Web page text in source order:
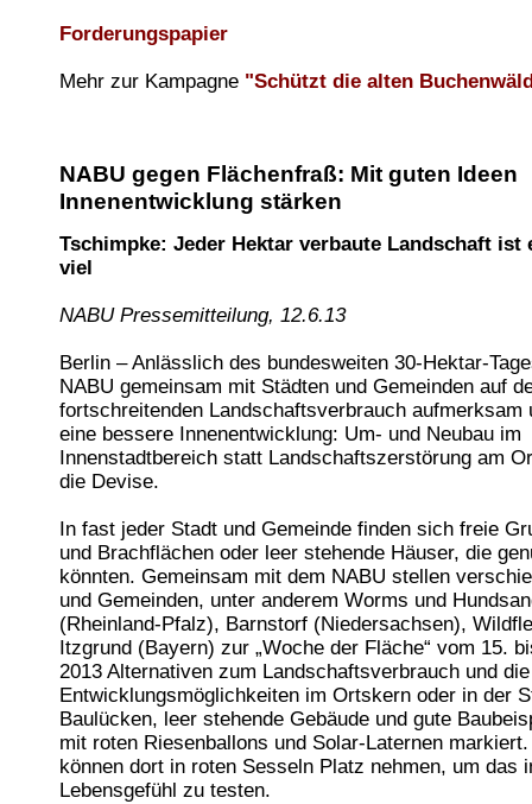
Forderungspapier
Mehr zur Kampagne "Schützt die alten
NABU gegen Flächenfraß: Mit guten Ideen
Innenentwicklung stärken
Tschimpke: Jeder Hektar verbaute Landschaft ist
viel
NABU Pressemitteilung, 12.6.13
Berlin – Anlässlich des bundesweiten 30-Hektar-
NABU gemeinsam mit Städten und Gemeinden auf
fortschreitenden Landschaftsverbrauch aufmerksam
eine bessere Innenentwicklung: Um- und Neubau im
Innenstadtbereich statt Landschaftszerstörung am
die Devise.
In fast jeder Stadt und Gemeinde finden sich freie
und Brachflächen oder leer stehende Häuser, die
könnten. Gemeinsam mit dem NABU stellen
und Gemeinden, unter anderem Worms und
(Rheinland-Pfalz), Barnstorf (Niedersachsen),
Itzgrund (Bayern) zur „Woche der Fläche“ vom 15.
2013 Alternativen zum Landschaftsverbrauch und die
Entwicklungsmöglichkeiten im Ortskern oder in der
Baulücken, leer stehende Gebäude und gute
mit roten Riesenballons und Solar-Laternen
können dort in roten Sesseln Platz nehmen, um das
Lebensgefühl zu testen.